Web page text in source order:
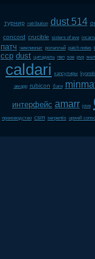
турнир retribution dust 514
concord crucible sisters of eve
патч чемпионат ролеплей patch notes
ccp dust цитадель пвп soe pvp
caldari капсулиры
амарр rubicon баги
интерфейс amarr jove
производство csm serpentis upwell